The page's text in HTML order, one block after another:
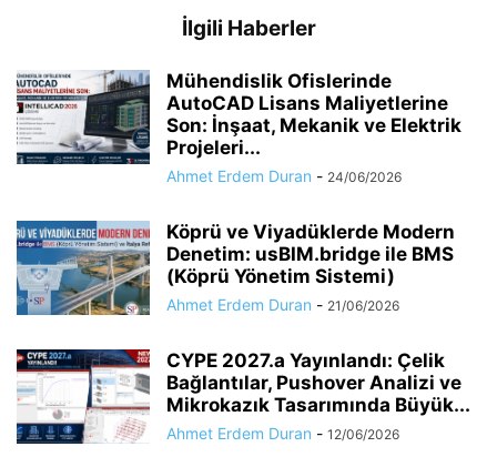
İlgili Haberler
Mühendislik Ofislerinde
AutoCAD Lisans Maliyetlerine
Son: İnşaat, Mekanik ve Elektrik
Projeleri...
Ahmet Erdem Duran - 24/06/2026
Köprü ve Viyadüklerde Modern
Denetim: usBIM.bridge ile BMS
(Köprü Yönetim Sistemi)
Ahmet Erdem Duran - 21/06/2026
CYPE 2027.a Yayınlandı: Çelik
Bağlantılar, Pushover Analizi ve
Mikrokazık Tasarımında Büyük...
Ahmet Erdem Duran - 12/06/2026